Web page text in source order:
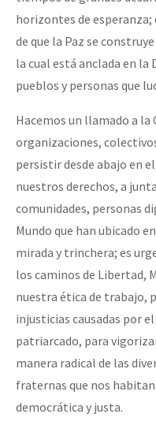
horizontes de esperanza;
de que la Paz se
la cual está anclada en la
pueblos y personas que
Hacemos un llamado a la
organizaciones,
persistir desde abajo en
nuestros derechos, a
comunidades, personas
Mundo que han ubicado
mirada y trinchera; es
los caminos de Libertad,
nuestra ética de trabajo,
injusticias causadas por
patriarcado, para
manera radical de las
fraternas que nos
democrática y justa.